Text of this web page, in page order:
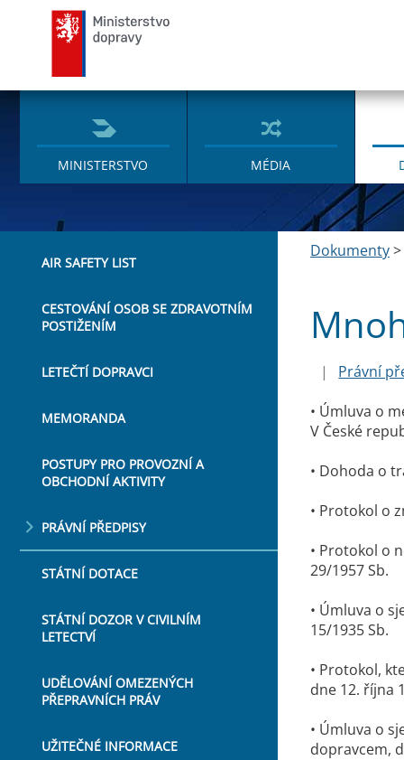
MINISTERSTVO MÉDIA
AIR SAFETY LIST
CESTOVÁNÍ OSOB SE ZDRAVOTNÍM
POSTIŽENÍM
LETEČTÍ DOPRAVCI
MEMORANDA
POSTUPY PRO PROVOZNÍ A
OBCHODNÍ AKTIVITY
PRÁVNÍ PŘEDPISY
STÁTNÍ DOTACE
STÁTNÍ DOZOR V CIVILNÍM
LETECTVÍ
UDĚLOVÁNÍ OMEZENÝCH
PŘEPRAVNÍCH PRÁV
UŽITEČNÉ INFORMACE
Dokumenty>
|
Právní
• Úmluva o
V České
• Dohoda o
• Protokol o
• Protokol o
29/1957 Sb.
• Úmluva o
15/1935 Sb.
• Protokol,
dne 12. října
• Úmluva o
dopravcem,